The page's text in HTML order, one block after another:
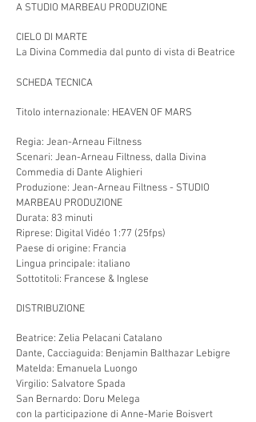
A STUDIO MARBEAU PRODUZIONE
CIELO DI MARTE
La Divina Commedia dal punto di vista di Beatrice
SCHEDA TECNICA
Titolo internazionale: HEAVEN OF MARS
Regia: Jean-Arneau Filtness
Scenari: Jean-Arneau Filtness, dalla Divina
Commedia di Dante Alighieri
Produzione: Jean-Arneau Filtness - STUDIO
MARBEAU PRODUZIONE
Durata: 83 minuti
Riprese: Digital Vidéo 1:77 (25fps)
Paese di origine: Francia
Lingua principale: italiano
Sottotitoli: Francese & Inglese
DISTRIBUZIONE
Beatrice: Zelia Pelacani Catalano
Dante, Cacciaguida: Benjamin Balthazar Lebigre
Matelda: Emanuela Luongo
Virgilio: Salvatore Spada
San Bernardo: Doru Melega
con la participazione di Anne-Marie Boisvert